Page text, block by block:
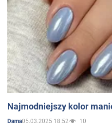
Najmodniejszy kolor
Dama05.03.2025 18:52 10